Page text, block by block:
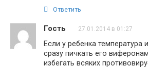
Ответить
Гость 27.01.2014 в 01:27
Если у ребенка температура
сразу пичкать его
избегать всяких